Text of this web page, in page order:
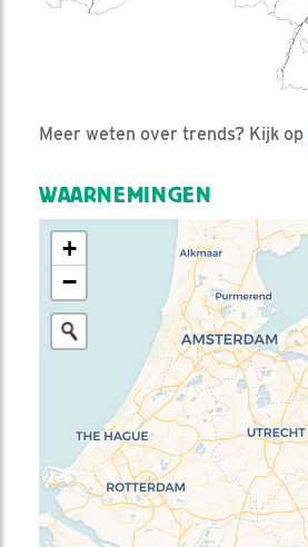
Meer weten over trends? Kijk op
WAARNEMINGEN
+
−